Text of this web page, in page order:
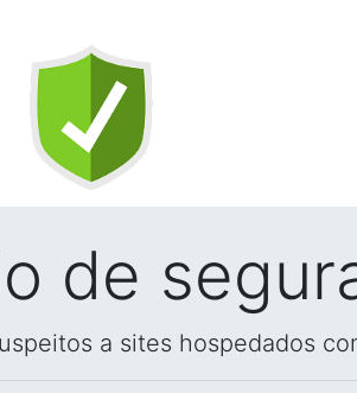
de
a sites hospedados